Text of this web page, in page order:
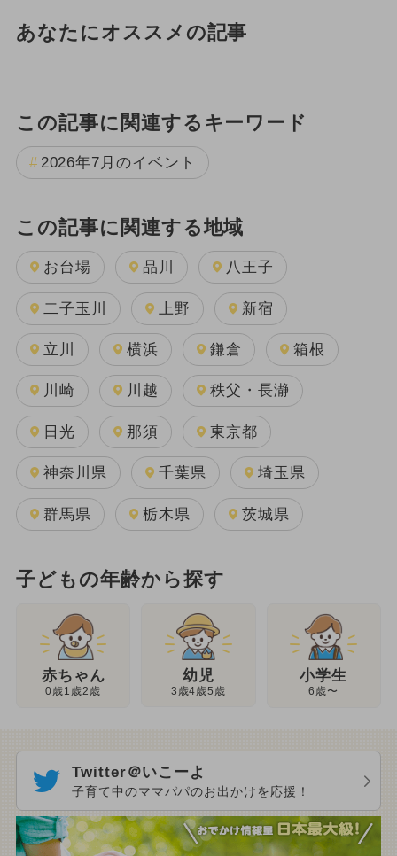
あなたにオススメの記事
この記事に関連するキーワード
2026年7月のイベント
この記事に関連する地域
お台場 品川 八王子
二子玉川 上野 新宿
立川 横浜 鎌倉 箱根
川崎 川越 秩父・長瀞
日光 那須 東京都
神奈川県 千葉県 埼玉県
群馬県 栃木県 茨城県
子どもの年齢から探す
赤ちゃん
0歳1歳2歳
幼児
3歳4歳5歳
小学生
6歳〜
Twitter＠いこーよ
子育て中のママパパのお出かけを応援！